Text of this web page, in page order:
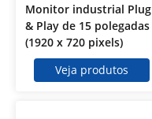
Monitor industrial Plug
& Play de 15 polegadas
(1920 x 720 pixels)
Veja produtos